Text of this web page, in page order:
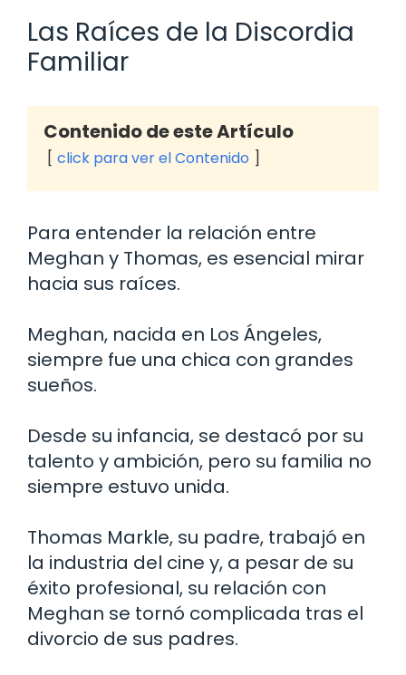
Las Raíces de la Discordia
Familiar
Contenido de este Artículo
click para ver el Contenido
Para entender la relación entre
Meghan y Thomas, es esencial mirar
hacia sus raíces.
Meghan, nacida en Los Ángeles,
siempre fue una chica con grandes
sueños.
Desde su infancia, se destacó por su
talento y ambición, pero su familia no
siempre estuvo unida.
Thomas Markle, su padre, trabajó en
la industria del cine y, a pesar de su
éxito profesional, su relación con
Meghan se tornó complicada tras el
divorcio de sus padres.